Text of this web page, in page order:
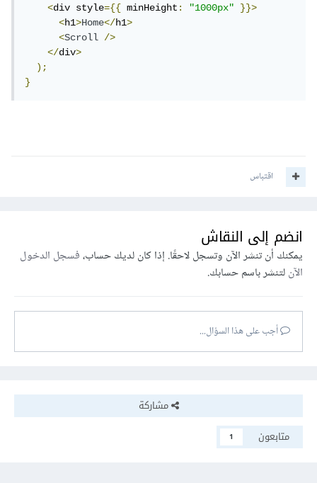
<div style={{ minHeight: "1000px"
}}>
<h1>Home</h1>
<Scroll
/>
</div>
);
}
اقتباس
انضم إلى النقاش
يمكنك أن تنشر الآن وتسجل لاحقًا. إذا كان لديك حساب،فسجل الدخول
الآنلتنشر باسم حسابك.
أجب على هذا السؤال...
مشاركة
متابعون
1